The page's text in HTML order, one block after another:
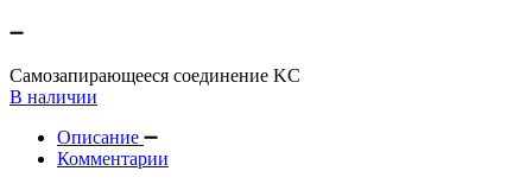
Самозапирающееся соединение KC
В наличии
Описание
Комментарии